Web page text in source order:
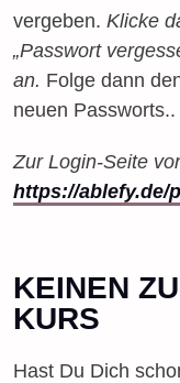
vergeben. Klicke
„Passwort
an. Folge dann
neuen Passworts..
Zur Login-Seite
https://ablefy.de/
KEINEN
KURS
Hast Du Dich